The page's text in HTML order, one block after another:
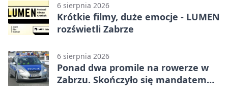
6 sierpnia 2026
Krótkie filmy, duże emocje - LUMEN
rozświetli Zabrze
6 sierpnia 2026
Ponad dwa promile na rowerze w
Zabrzu. Skończyło się mandatem